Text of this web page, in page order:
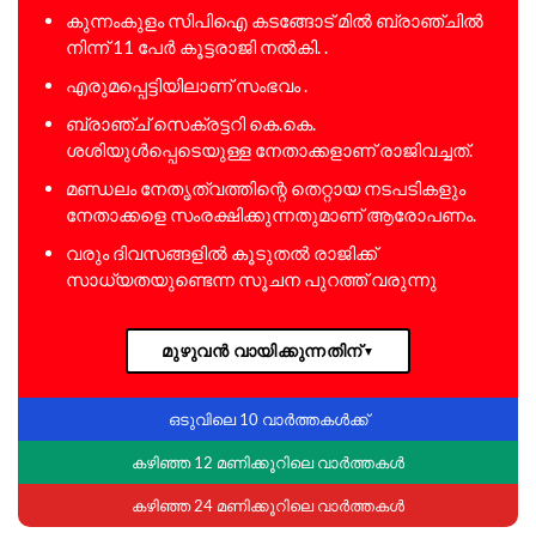
കുന്നംകുളം സിപിഐ കടങ്ങോട് മിൽ ബ്രാഞ്ചിൽ
നിന്ന് 11 പേർ കൂട്ടരാജി നൽകി. .
എരുമപ്പെട്ടിയിലാണ് സംഭവം .
ബ്രാഞ്ച് സെക്രട്ടറി കെ.കെ.
ശശിയുൾപ്പെടെയുള്ള നേതാക്കളാണ് രാജിവച്ചത്.
മണ്ഡലം നേതൃത്വത്തിന്റെ തെറ്റായ നടപടികളും
നേതാക്കളെ സംരക്ഷിക്കുന്നതുമാണ് ആരോപണം.
വരും ദിവസങ്ങളിൽ കൂടുതൽ രാജിക്ക്
സാധ്യതയുണ്ടെന്ന സൂചന പുറത്ത് വരുന്നു
മുഴുവൻ വായിക്കുന്നതിന്▼
ഒടുവിലെ 10 വാർത്തകൾക്ക്
കഴിഞ്ഞ 12 മണിക്കൂറിലെ വാർത്തകൾ
കഴിഞ്ഞ 24 മണിക്കൂറിലെ വാർത്തകൾ